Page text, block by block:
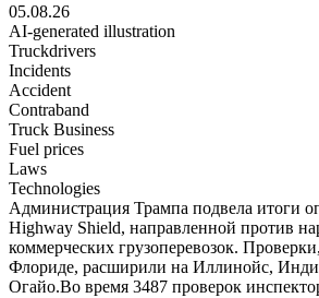
05.08.26
AI-generated illustration
Truckdrivers
Incidents
Accident
Сontraband
Truck Business
Fuel prices
Laws
Technologies
Администрация Трампа подвела итоги
Highway Shield, направленной против
коммерческих грузоперевозок.
Флориде, расширили на Иллинойс,
Огайо.Во время 3487 проверок